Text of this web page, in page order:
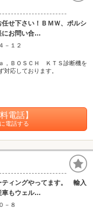
せ下さい！ＢＭＷ、ポルシ
にお問い合…
－１２
，ＢＯＳＣＨ ＫＴＳ診断機を
対応しております。
電話】
電話する
ティングやってます。 輸入
車もウェル…
－８